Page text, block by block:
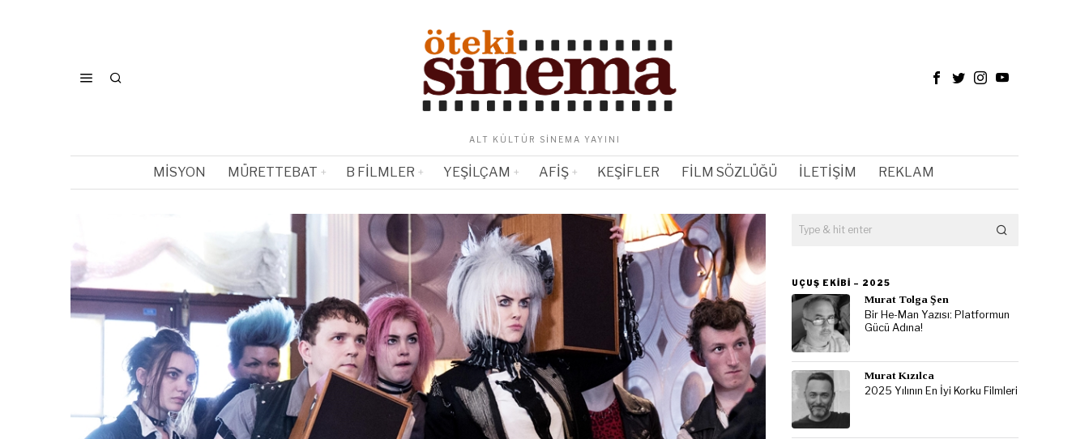
ALT KÜLTÜR SINEMA YAYINI
MISYON MÜRETTEBAT B FILMLER YEŞILÇAM AFIŞ KEŞIFLER FILM SÖZLÜĞÜ İLETIŞIM REKLAM
UÇUŞ EKIBI – 2025
Murat Tolga Şen
Bir He-Man Yazısı: Platformun
Gücü Adına!
Murat Kızılca
2025 Yılının En İyi Korku Filmleri